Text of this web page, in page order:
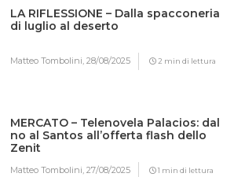
LA RIFLESSIONE – Dalla spacconeria
di luglio al deserto
Matteo Tombolini,28/08/2025 2 min di lettura
MERCATO – Telenovela Palacios: dal
no al Santos all’offerta flash dello
Zenit
Matteo Tombolini,27/08/2025 1 min di lettura